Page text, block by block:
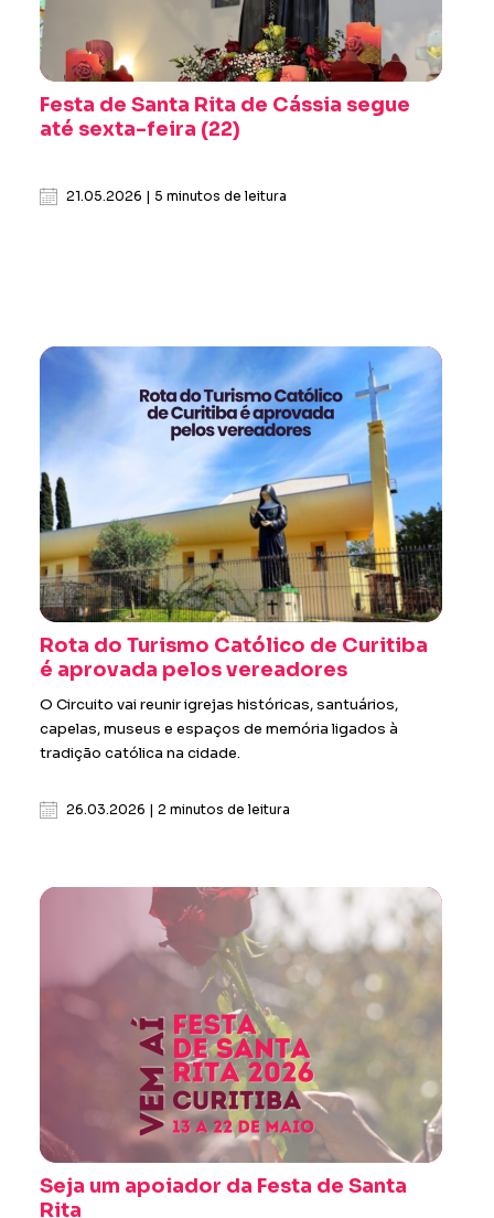
Festa de Santa Rita de Cássia segue
até sexta-feira (22)
21.05.2026 | 5 minutos de leitura
Rota do Turismo Católico de Curitiba
é aprovada pelos vereadores
O Circuito vai reunir igrejas históricas, santuários,
capelas, museus e espaços de memória ligados à
tradição católica na cidade.
26.03.2026 | 2 minutos de leitura
Seja um apoiador da Festa de Santa
Rita